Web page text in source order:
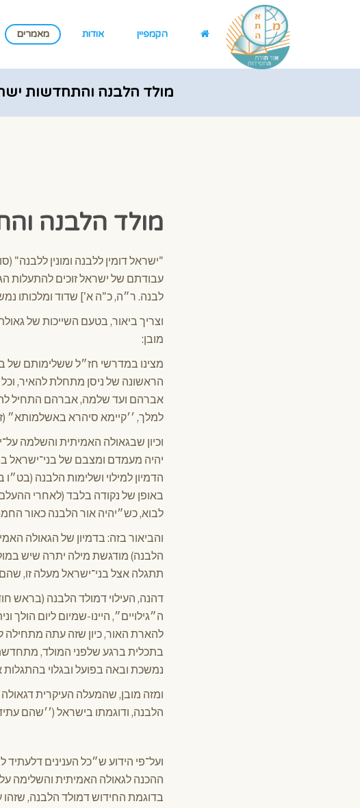
הקמפיין אודות מאמרים
מולד הלבנה והתחדשות
מולד הלבנה
"ישראל דומין ללבנה ומונין ללבנה"
עבודתם של ישראל זוכים להתעלות
לבנה. ר״ה, כ"ה א'] שדוד ומלכותו
וצריך ביאור, בטעם השייכות של
מובן:
מצינו במדרשי חז״ל ששלימותם של
הראשונה של ניסן מתחלת להאיר,
אברהם ועד שלמה, אברהם התחיל
למלך, ׳׳קיימא סיהרא באשלמותא״
וכיון שבגאולה האמיתית והשלמה
יהיה מעמדם ומצבם של בני־ישראל
הדמיון למילוי ושלימות הלבנה
באופן של נקודה בלבד (לאחרי
לבוא, כש״יהיה אור הלבנה כאור
והביאור בזה: בדמיון של הגאולה
הלבנה) מודגשת מילה יתרה שיש
תתגלה אצל בני־ישראל מעלה זו,
דהנה, העילוי דמולד הלבנה (בראש
ה״גילויים״, היינו-שמיום ליום
להארת האור, כיון שזה עתה
בתכלית ברגע שלפני המולד,
נמשכת ובאה בפועל ובגלוי בהתגלות
ומזה מובן, שהמעלה העיקרית
הלבנה, ודוגמתו בישראל (׳׳שהם
ועל־פי הידוע ש״כל הענינים דלעתיד
ההכנה לגאולה האמיתית והשלימה
בדוגמת החידוש דמולד הלבנה,